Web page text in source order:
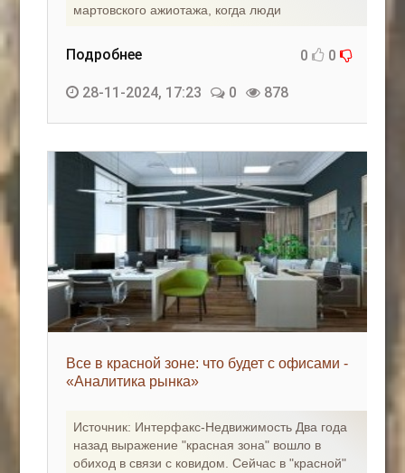
мартовского ажиотажа, когда люди
Подробнее 0 0
28-11-2024, 17:23 0 878
Все в красной зоне: что будет с офисами -
«Аналитика рынка»
Источник: Интерфакс-Недвижимость Два года
назад выражение "красная зона" вошло в
обиход в связи с ковидом. Сейчас в "красной"